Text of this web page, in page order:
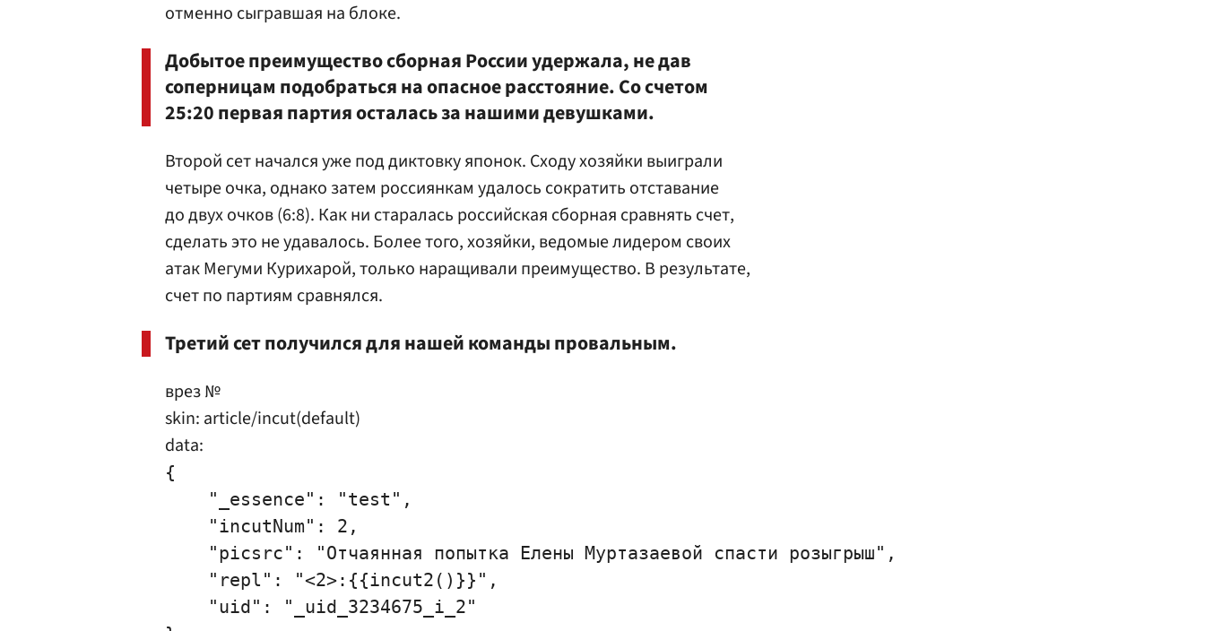
отменно сыгравшая на блоке.
Добытое преимущество сборная России удержала, не дав
соперницам подобраться на опасное расстояние. Со счетом
25:20 первая партия осталась за нашими девушками.
Второй сет начался уже под диктовку японок. Сходу хозяйки выиграли
четыре очка, однако затем россиянкам удалось сократить отставание
до двух очков (6:8). Как ни старалась российская сборная сравнять счет,
сделать это не удавалось. Более того, хозяйки, ведомые лидером своих
атак Мегуми Курихарой, только наращивали преимущество. В результате,
счет по партиям сравнялся.
Третий сет получился для нашей команды провальным.
врез №
skin: article/incut(default)
data:
{
    "_essence": "test",
    "incutNum": 2,
    "picsrc": "Отчаянная попытка Елены Муртазаевой спасти розыгрыш",
    "repl": "<2>:{{incut2()}}",
    "uid": "_uid_3234675_i_2"